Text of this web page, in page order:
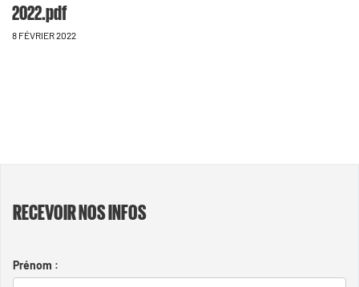
2022.pdf
8 FÉVRIER 2022
RECEVOIR NOS INFOS
Prénom :